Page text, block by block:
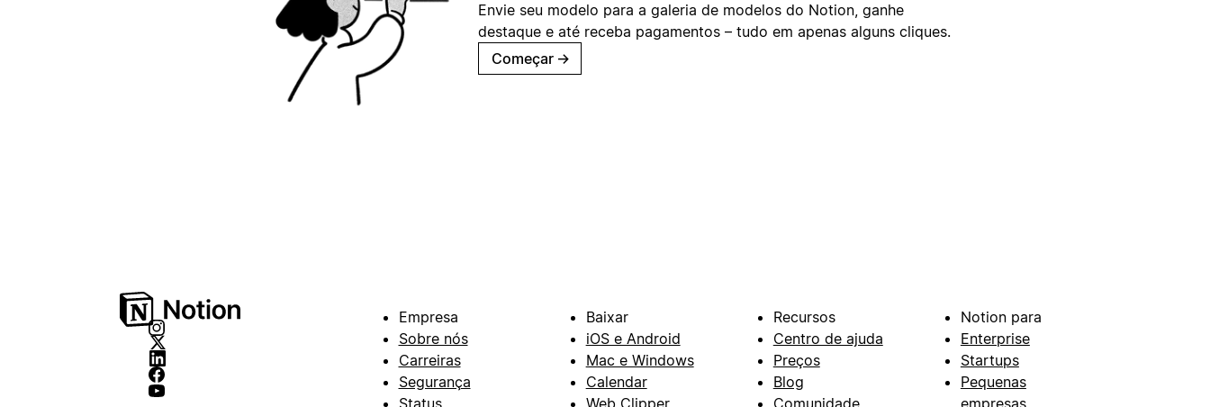
Envie seu modelo para a galeria de modelos do Notion, ganhe
destaque e até receba pagamentos – tudo em apenas alguns cliques.
Começar →
Empresa
Sobre nós
Carreiras
Segurança
Status
Baixar
iOS e Android
Mac e Windows
Calendar
Web Clipper
Recursos
Centro de ajuda
Preços
Blog
Comunidade
Notion para
Enterprise
Startups
Pequenas
empresas